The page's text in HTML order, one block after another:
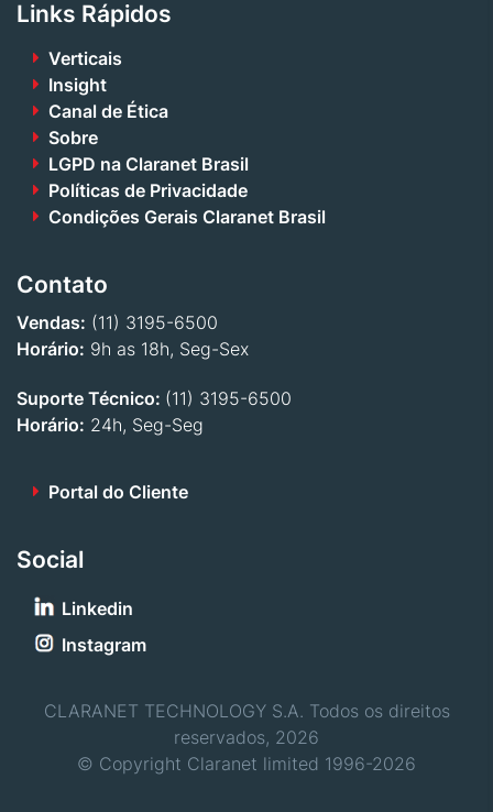
Links Rápidos
Verticais
Insight
Canal de Ética
Sobre
LGPD na Claranet Brasil
Políticas de Privacidade
Condições Gerais Claranet Brasil
Contato
Vendas: (11) 3195-6500
Horário: 9h as 18h, Seg-Sex
Suporte Técnico: (11) 3195-6500
Horário: 24h, Seg-Seg
Portal do Cliente
Social
Linkedin
Instagram
CLARANET TECHNOLOGY S.A. Todos os direitos
reservados, 2026
© Copyright Claranet limited 1996-2026